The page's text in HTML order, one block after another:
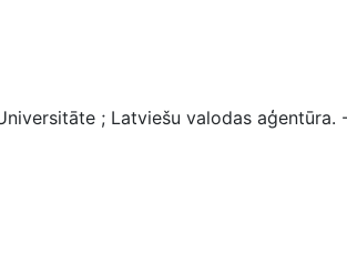
; Latviešu valodas aģentūra.